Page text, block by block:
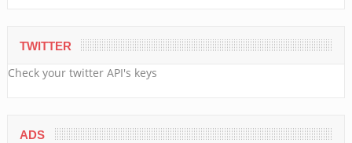
TWITTER
Check your twitter API's keys
ADS